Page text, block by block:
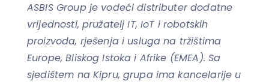
ASBIS Group je vodeći distributer dodatne
vrijednosti, pružatelj IT, IoT i robotskih
proizvoda, rješenja i usluga na tržištima
Europe, Bliskog Istoka i Afrike (EMEA). Sa
sjedištem na Kipru, grupa ima kancelarije u